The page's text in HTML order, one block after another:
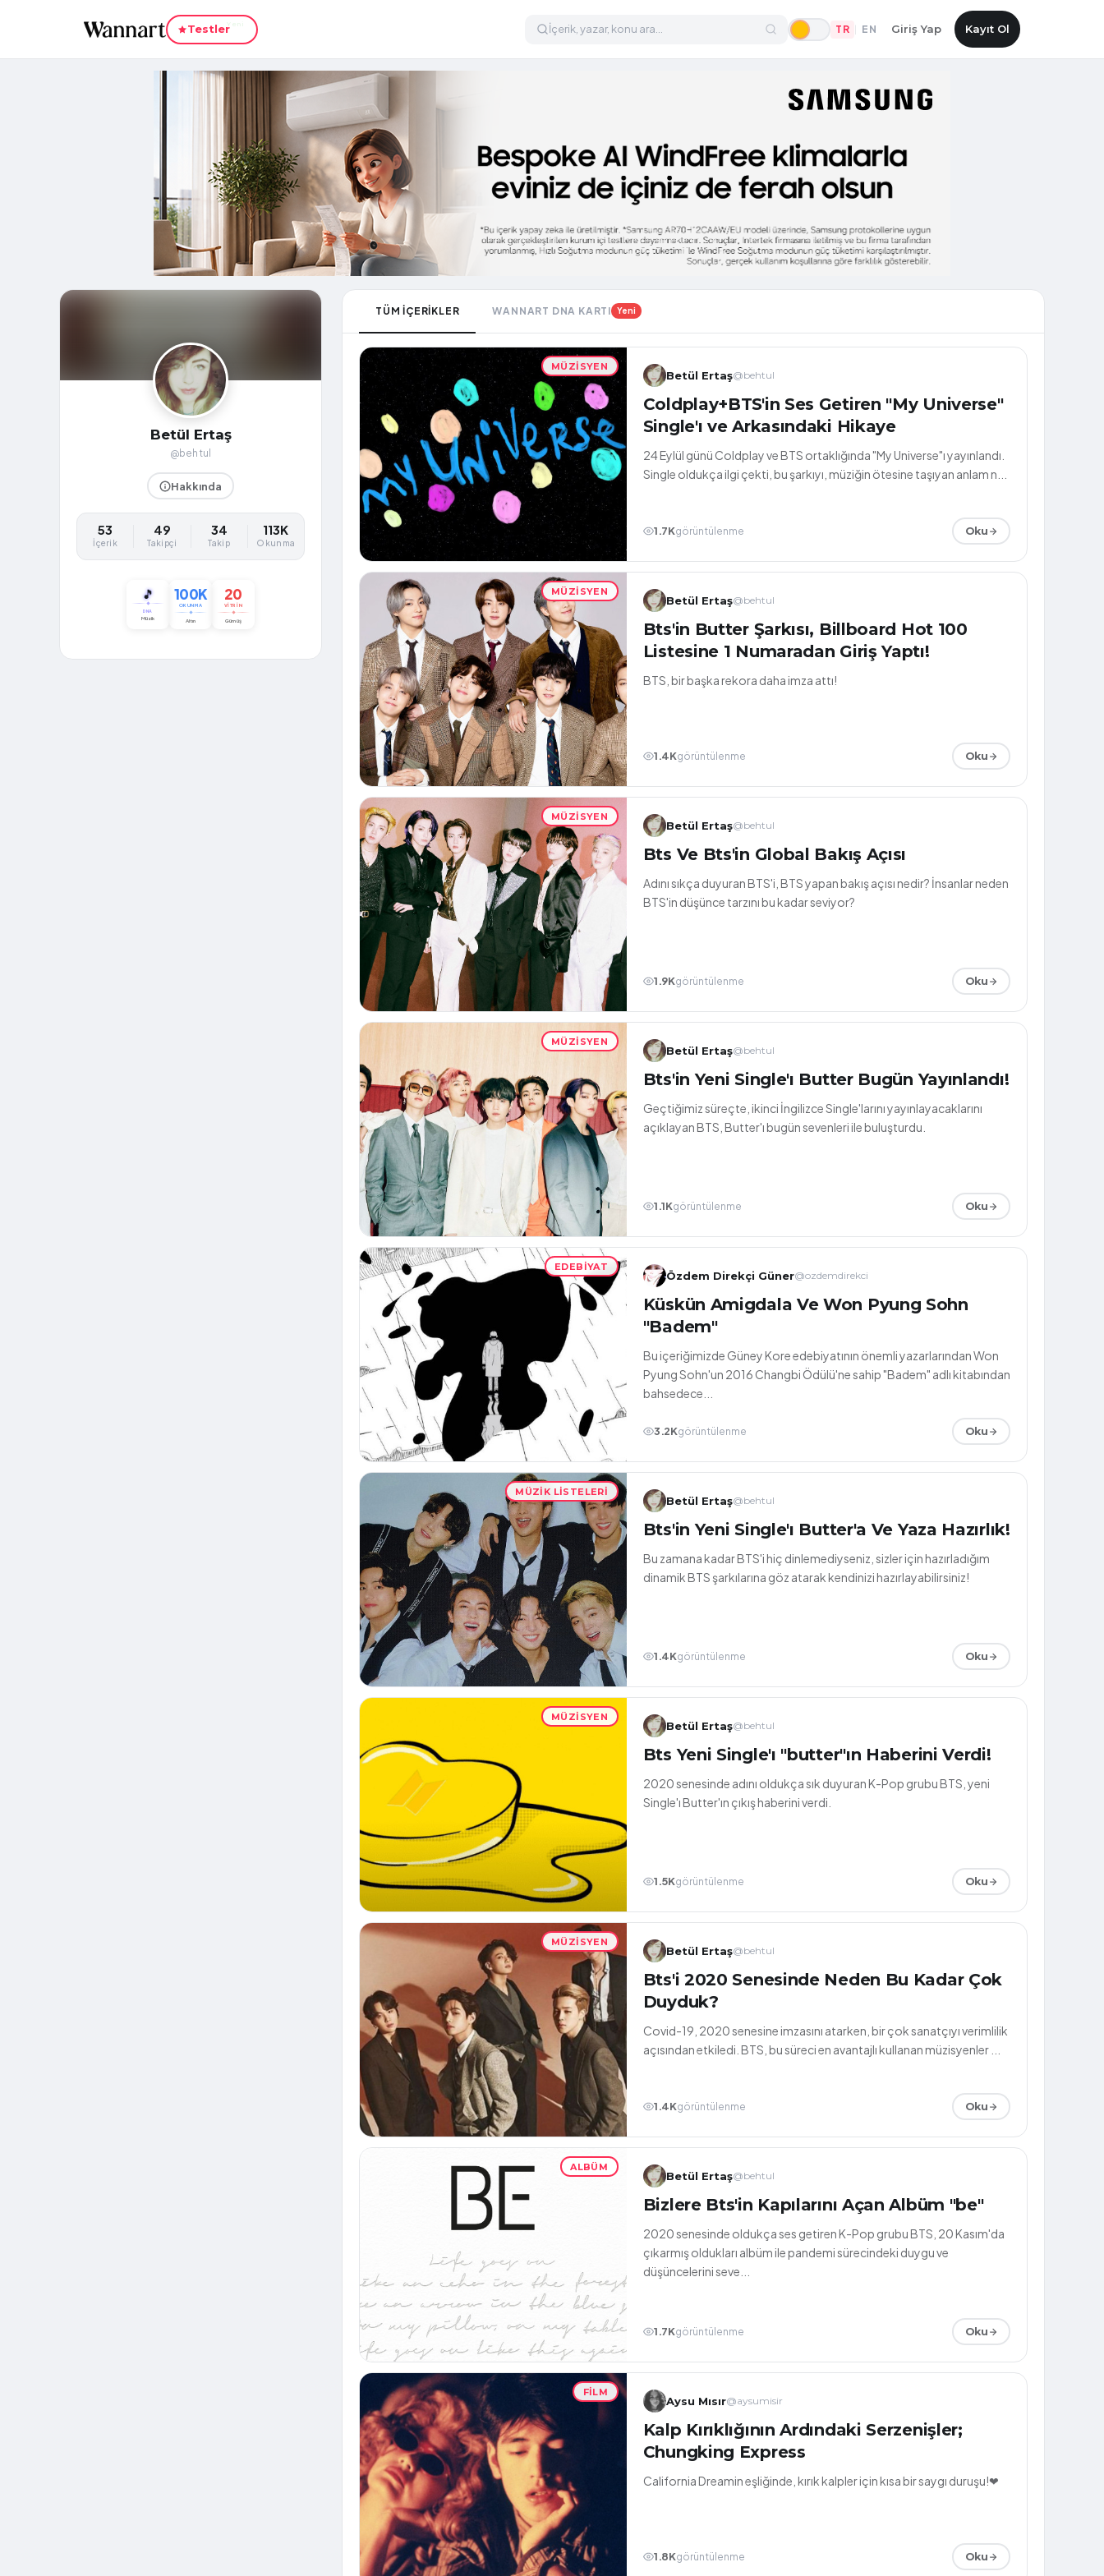
TestlerYeni TR EN Giriş Yap Kayıt Ol
Betül Ertaş
@behtul
Hakkında
53
İçerik
49
Takipçi
34
Takip
113K
Okunma
🎵
DNA
Müzik
100K
OKUNMA
Altın
20
VITRIN
Gümüş
TÜM İÇERİKLER WANNART DNA KARTI Yeni
MÜZISYEN
Betül Ertaş@behtul
Coldplay+BTS'in Ses Getiren "My Universe"
Single'ı ve Arkasındaki Hikaye
24 Eylül günü Coldplay ve BTS ortaklığında "My Universe"ı yayınlandı.
Single oldukça ilgi çekti, bu şarkıyı, müziğin ötesine taşıyan anlam n...
1.7Kgörüntülenme Oku
MÜZISYEN
Betül Ertaş@behtul
Bts'in Butter Şarkısı, Billboard Hot 100
Listesine 1 Numaradan Giriş Yaptı!
BTS, bir başka rekora daha imza attı!
1.4Kgörüntülenme Oku
MÜZISYEN
Betül Ertaş@behtul
Bts Ve Bts'in Global Bakış Açısı
Adını sıkça duyuran BTS'i, BTS yapan bakış açısı nedir? İnsanlar neden
BTS'in düşünce tarzını bu kadar seviyor?
1.9Kgörüntülenme Oku
MÜZISYEN
Betül Ertaş@behtul
Bts'in Yeni Single'ı Butter Bugün Yayınlandı!
Geçtiğimiz süreçte, ikinci İngilizce Single'larını yayınlayacaklarını
açıklayan BTS, Butter'ı bugün sevenleri ile buluşturdu.
1.1Kgörüntülenme Oku
EDEBIYAT
Özdem Direkçi Güner@ozdemdirekci
Küskün Amigdala Ve Won Pyung Sohn
"Badem"
Bu içeriğimizde Güney Kore edebiyatının önemli yazarlarından Won
Pyung Sohn'un 2016 Changbi Ödülü'ne sahip "Badem" adlı kitabından
bahsedece...
3.2Kgörüntülenme Oku
MÜZIK LISTELERI
Betül Ertaş@behtul
Bts'in Yeni Single'ı Butter'a Ve Yaza Hazırlık!
Bu zamana kadar BTS'i hiç dinlemediyseniz, sizler için hazırladığım
dinamik BTS şarkılarına göz atarak kendinizi hazırlayabilirsiniz!
1.4Kgörüntülenme Oku
MÜZISYEN
Betül Ertaş@behtul
Bts Yeni Single'ı "butter"ın Haberini Verdi!
2020 senesinde adını oldukça sık duyuran K-Pop grubu BTS, yeni
Single'ı Butter'ın çıkış haberini verdi.
1.5Kgörüntülenme Oku
MÜZISYEN
Betül Ertaş@behtul
Bts'i 2020 Senesinde Neden Bu Kadar Çok
Duyduk?
Covid-19, 2020 senesine imzasını atarken, bir çok sanatçıyı verimlilik
açısından etkiledi. BTS, bu süreci en avantajlı kullanan müzisyenler ...
1.4Kgörüntülenme Oku
ALBÜM
Betül Ertaş@behtul
Bizlere Bts'in Kapılarını Açan Albüm "be"
2020 senesinde oldukça ses getiren K-Pop grubu BTS, 20 Kasım'da
çıkarmış oldukları albüm ile pandemi sürecindeki duygu ve
düşüncelerini seve...
1.7Kgörüntülenme Oku
FILM
Aysu Mısır@aysumisir
Kalp Kırıklığının Ardındaki Serzenişler;
Chungking Express
California Dreamin eşliğinde, kırık kalpler için kısa bir saygı duruşu!❤
1.8Kgörüntülenme Oku